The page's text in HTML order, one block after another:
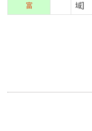
富
域]